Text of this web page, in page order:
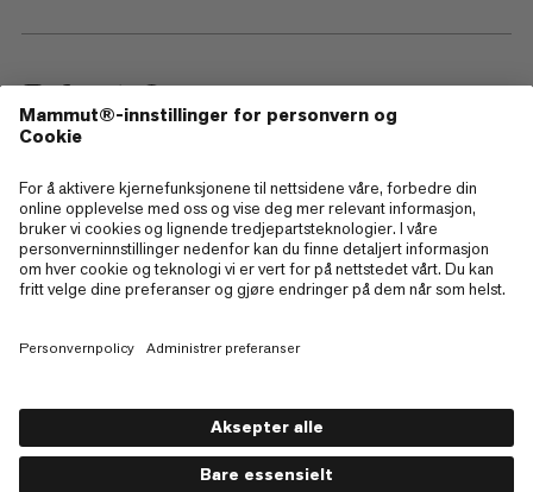
—
Sitemap
Cookies
Juridisk merknad
Retningslinjer for personvern